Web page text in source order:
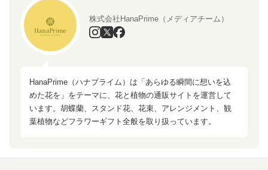
株式会社HanaPrime（メディアチーム）
HanaPrime（ハナプライム）は「あらゆる瞬間に想いを込
めた花を」をテーマに、花と植物の通販サイトを運営して
います。胡蝶蘭、スタンド花、花束、アレンジメント、観
葉植物などフラワーギフト全般を取り扱っています。